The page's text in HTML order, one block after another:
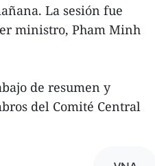
La sesión fue
ministro, Pham Minh
de resumen y
del Comité Central